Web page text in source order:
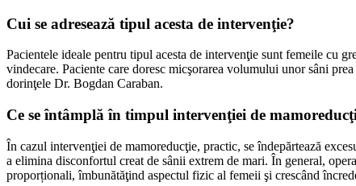
Cui se adresează tipul acesta de intervenţie?
Pacientele ideale pentru tipul acesta de intervenţie sunt femeile cu
vindecare. Paciente care doresc micşorarea volumului unor sâni
dorinţele Dr. Bogdan Caraban.
Ce se întâmplă în timpul intervenţiei de
În cazul intervenţiei de mamoreducţie, practic, se îndepărtează
a elimina disconfortul creat de sânii extrem de mari. În general,
proporționali, îmbunătăţind aspectul fizic al femeii şi crescând